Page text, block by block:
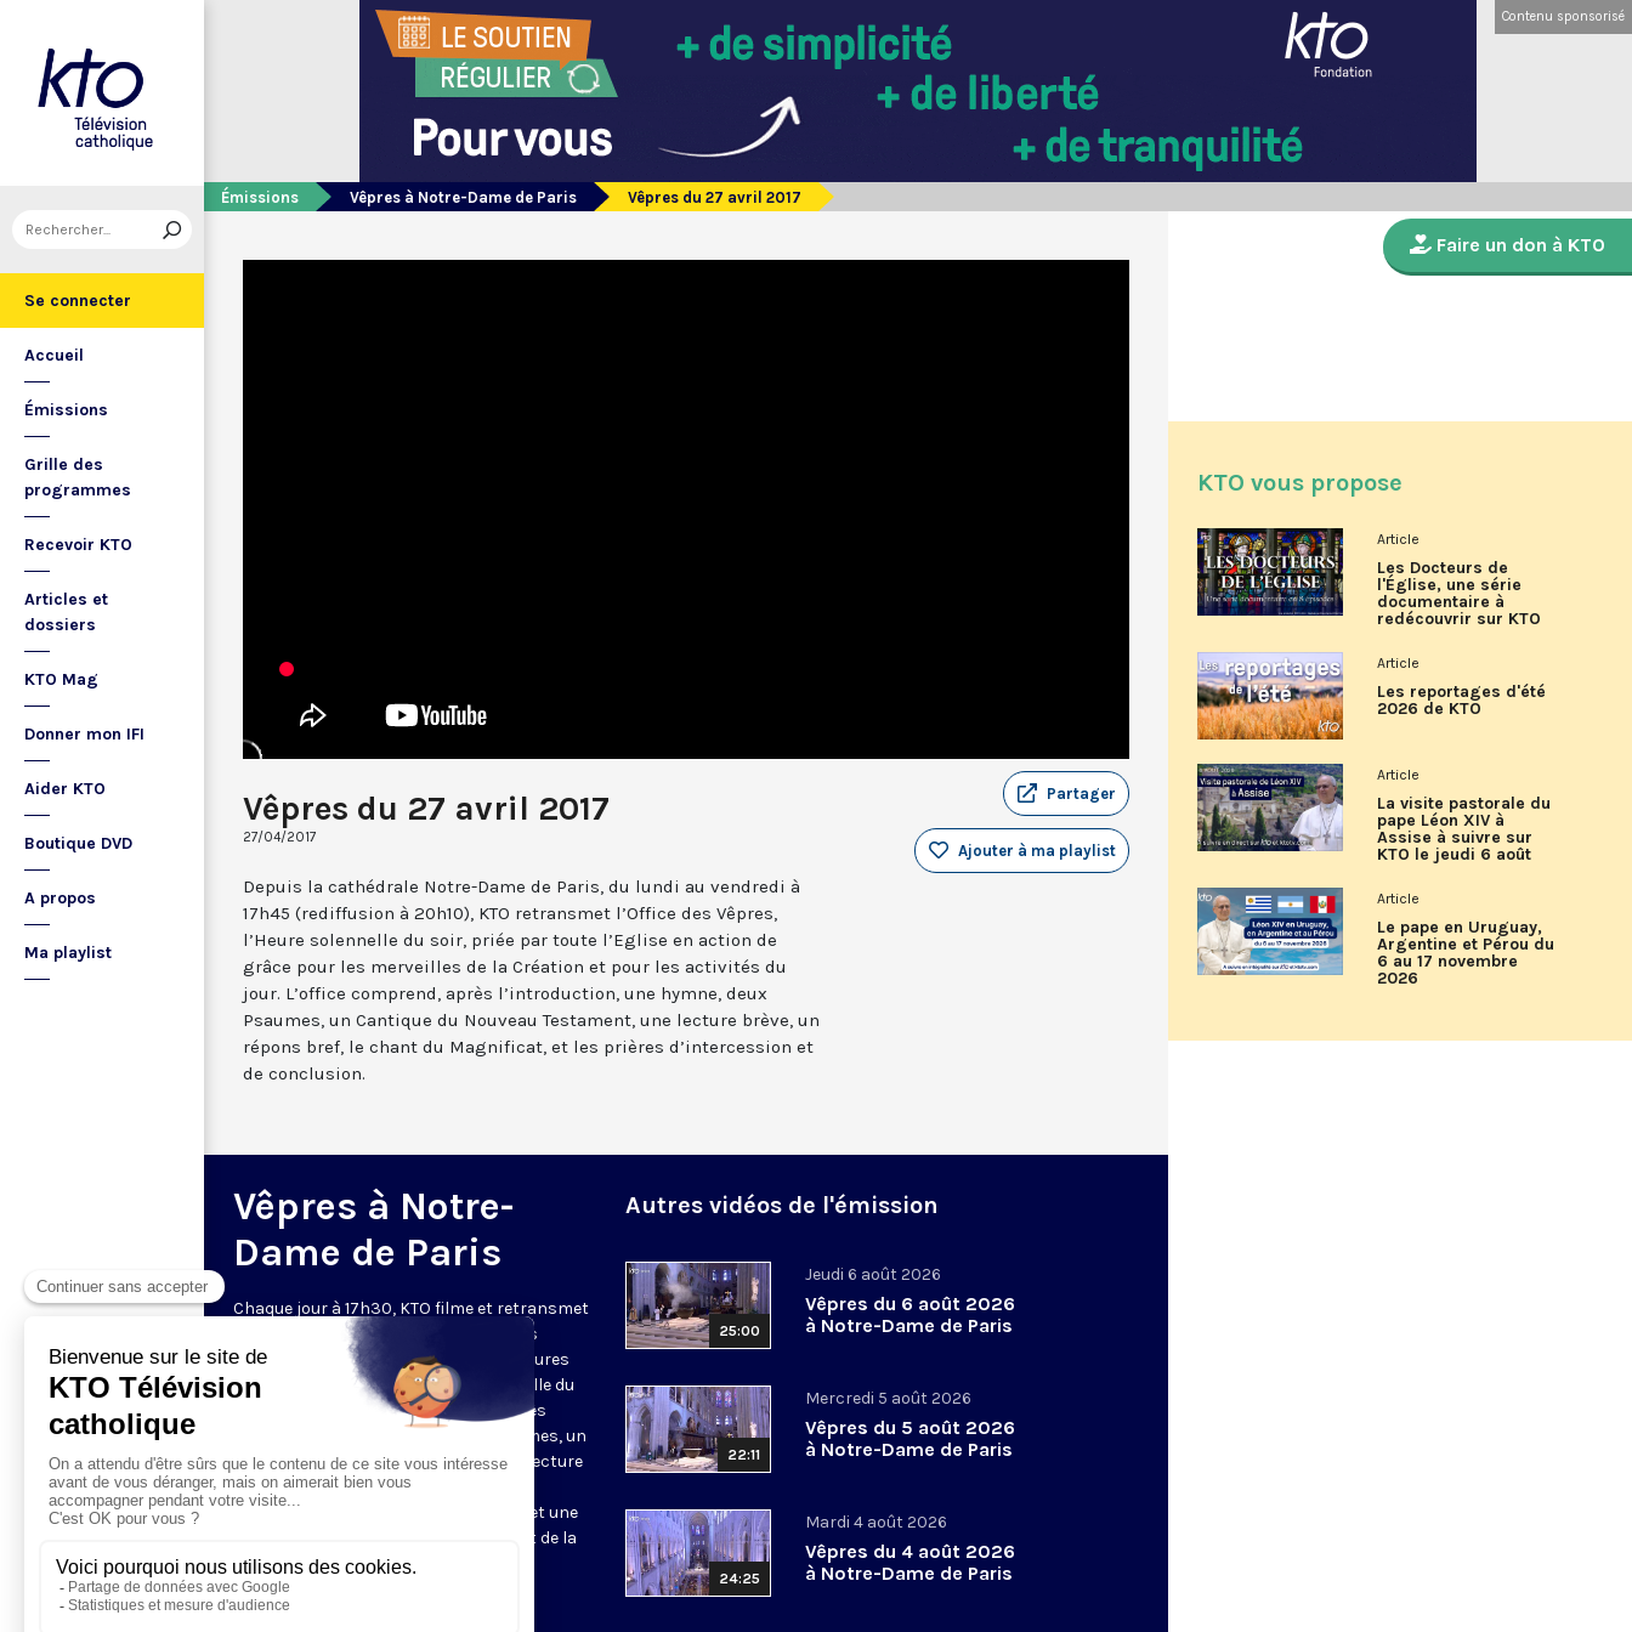
Se connecter
Accueil
Émissions
Grille des
programmes
Recevoir KTO
Articles et
dossiers
KTO Mag
Donner mon IFI
Aider KTO
Boutique DVD
A propos
Ma playlist
Contenu sponsorisé
Émissions Vêpres à Notre-Dame de Paris Vêpres du 27 avril 2017
Vêpres du 27 avril 2017
27/04/2017
Partager
Ajouter à ma playlist
Depuis la cathédrale Notre-Dame de Paris, du lundi au vendredi à
17h45 (rediffusion à 20h10), KTO retransmet l’Office des Vêpres,
l’Heure solennelle du soir, priée par toute l’Eglise en action de
grâce pour les merveilles de la Création et pour les activités du
jour. L’office comprend, après l’introduction, une hymne, deux
Psaumes, un Cantique du Nouveau Testament, une lecture brève, un
répons bref, le chant du Magnificat, et les prières d’intercession et
de conclusion.
Vêpres à Notre-
Dame de Paris
Chaque jour à 17h30, KTO filme et retransmet
les Vêpres depuis Notre-Dame de Paris
rouverte. Les Vêpres font partie des Heures
de l’Office divin, c’est la prière solennelle du
soir. L’office de Vêpres comprend, après
l’introduction, une hymne, deux Psaumes, un
Cantique du Nouveau Testament, une lecture
brève, le chant d’actions de grâces du
Magnificat, les prières d’intercession et une
brève oraison. Les textes des Vêpres et de la
messe sont presque toujours ceux
qu’indiquent le site
Autres vidéos de l'émission
25:00
Jeudi 6 août 2026
Vêpres du 6 août 2026
à Notre-Dame de Paris
22:11
Mercredi 5 août 2026
Vêpres du 5 août 2026
à Notre-Dame de Paris
24:25
Mardi 4 août 2026
Vêpres du 4 août 2026
à Notre-Dame de Paris
Faire un don à KTO
KTO vous propose
Article
Les Docteurs de
l'Église, une série
documentaire à
redécouvrir sur KTO
Article
Les reportages d'été
2026 de KTO
Article
La visite pastorale du
pape Léon XIV à
Assise à suivre sur
KTO le jeudi 6 août
Article
Le pape en Uruguay,
Argentine et Pérou du
6 au 17 novembre
2026